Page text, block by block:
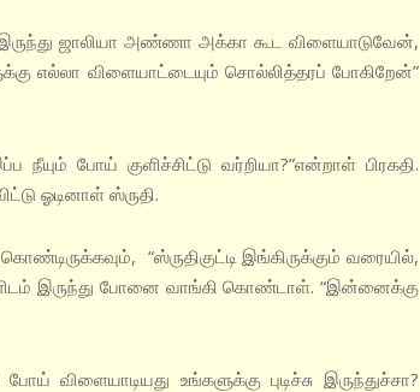
ஜாலியா அண்ணா அக்கா கூட விளையாடுவேன்,
எல்லா விளையாட்டையும் சொல்லித்தரப் போகிறேன்”
போய் குளிச்சிட்டு வர்றியா?”என்றாள் பிரகதி.
ஓடினாள் ஸ்ருதி.
“ஸ்ருதிகுட்டி இங்கிருக்கும் வரையில்,
இருந்து போனை வாங்கி கொண்டாள். “இன்னைக்கு
விளையாடியது உங்களுக்கு புடிச்சு இருந்துச்சா?